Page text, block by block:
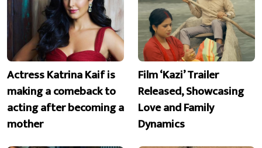
Actress Katrina Kaif is
making a comeback to
acting after becoming a
mother
Film ‘Kazi’ Trailer
Released, Showcasing
Love and Family
Dynamics